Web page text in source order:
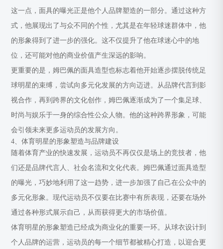
这一点，面具的曝光正是他个人品牌塑造的一部分。通过这种方
式，他展现出了与众不同的个性，尤其是在年轻球迷群体中，他
的形象得到了进一步的强化。这不仅提升了他在球迷心中的地
位，还可能对他的商业价值产生深远的影响。
更重要的是，姆巴佩的面具造型也标志着他开始逐步摆脱传统足
球明星的束缚，尝试向多元化发展的方向迈进。从品牌代言到影
视合作，再到跨界的文化创作，姆巴佩逐渐成为了一个集足球、
时尚与娱乐于一身的综合性公众人物。他的这种跨界形象，可能
会引领未来更多运动员的发展方向。
4、体育明星的形象塑造与品牌建设
随着体育产业的快速发展，运动员不再仅仅是场上的竞技者，他
们还是品牌代言人、社会名流和文化代表。姆巴佩通过面具造型
的曝光，巧妙地利用了这一趋势，进一步加强了自己在公众中的
多元化形象。现代运动员不仅要在比赛中有所表现，还要在场外
通过各种形式展示自己，从而获得更大的市场价值。
体育明星的形象塑造已经成为商业化的重要一环。从球衣设计到
个人品牌的运营，运动员的每一个细节都被精心打造，以迎合更